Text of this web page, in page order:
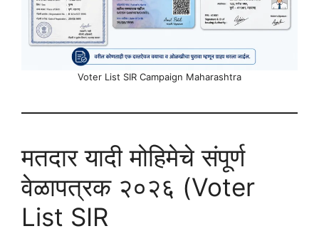
Voter List SIR Campaign Maharashtra
मतदार यादी मोहिमेचे संपूर्ण
वेळापत्रक २०२६ (Voter
List SIR